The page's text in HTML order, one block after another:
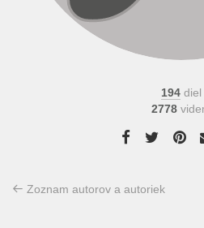
194 diel
2778
Zoznam autorov a autoriek